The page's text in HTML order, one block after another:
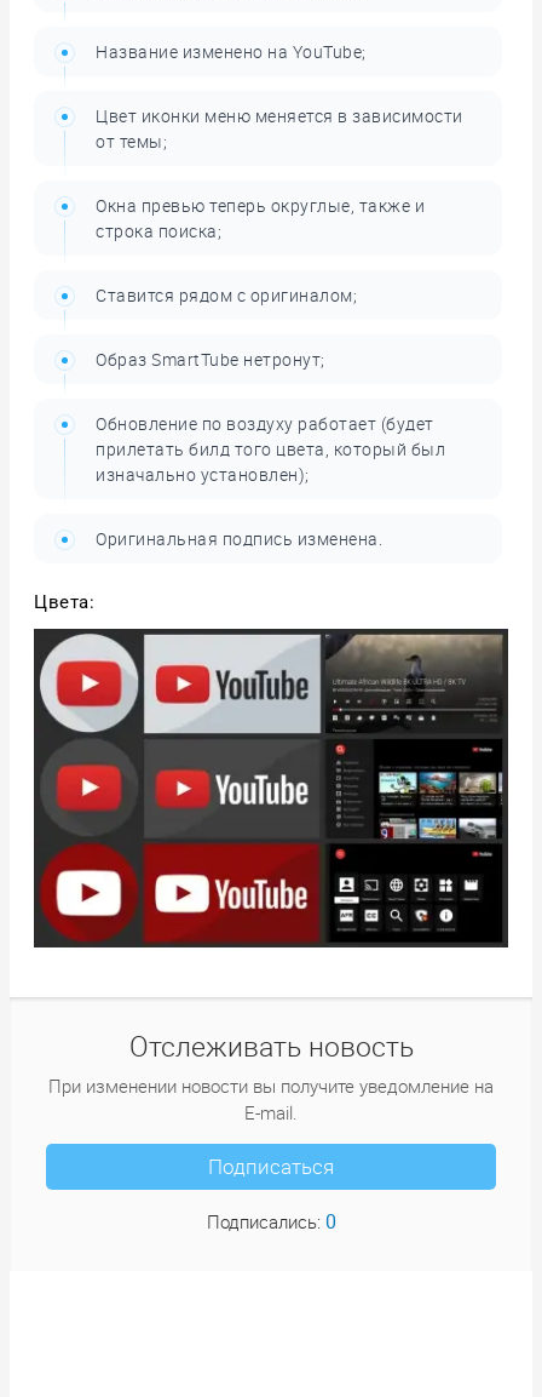
Управление приложением со смартфона.
Название изменено на YouTube;
Цвет иконки меню меняется в зависимости
от темы;
Окна превью теперь округлые, также и
строка поиска;
Ставится рядом с оригиналом;
Образ SmartTube нетронут;
Обновление по воздуху работает (будет
прилетать билд того цвета, который был
изначально установлен);
Оригинальная подпись изменена.
Цвета:
Отслеживать новость
При изменении новости вы получите уведомление на
E-mail.
Подписаться
Подписались: 0